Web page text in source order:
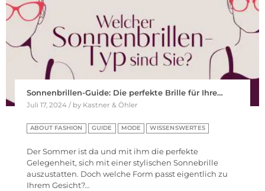
Sonnenbrillen-Guide: Die perfekte Brille für Ihre…
Juli 17, 2024 / by Kastner & Öhler
ABOUT FASHION GUIDE MODE WISSENSWERTES
Der Sommer ist da und mit ihm die perfekte
Gelegenheit, sich mit einer stylischen Sonnebrille
auszustatten. Doch welche Form passt eigentlich zu
Ihrem Gesicht?…